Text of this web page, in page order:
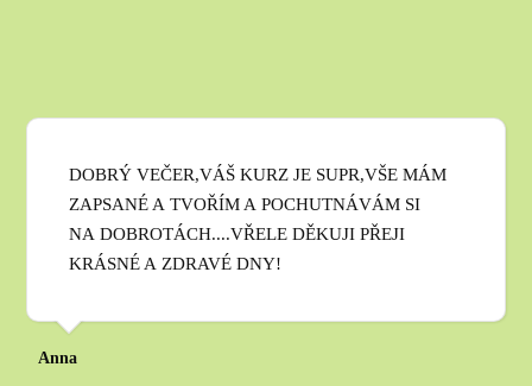
DOBRÝ VEČER,VÁŠ KURZ JE SUPR,VŠE MÁM
ZAPSANÉ A TVOŘÍM A POCHUTNÁVÁM SI
NA DOBROTÁCH....VŘELE DĚKUJI PŘEJI
KRÁSNÉ A ZDRAVÉ DNY!
Anna